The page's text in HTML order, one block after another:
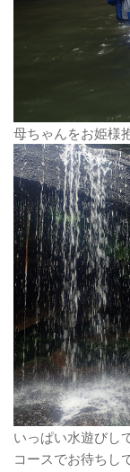
母ちゃんをお姫様
いっぱい水遊びし
コースでお待ちし